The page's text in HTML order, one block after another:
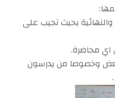
والنهائية بحيث تجيب على
وخصوصا من يدرسون